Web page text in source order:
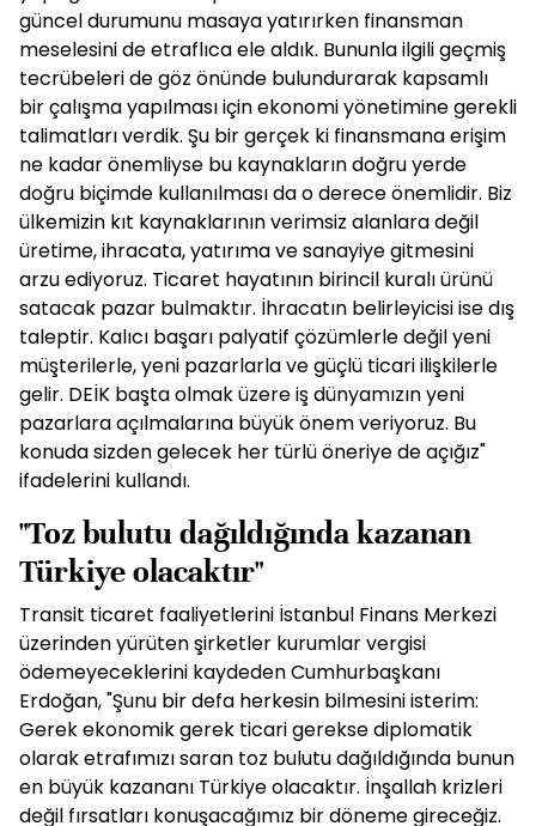
güncel durumunu masaya yatırırken finansman
meselesini de etraflıca ele aldık. Bununla ilgili geçmiş
tecrübeleri de göz önünde bulundurarak kapsamlı
bir çalışma yapılması için ekonomi yönetimine gerekli
talimatları verdik. Şu bir gerçek ki finansmana erişim
ne kadar önemliyse bu kaynakların doğru yerde
doğru biçimde kullanılması da o derece önemlidir. Biz
ülkemizin kıt kaynaklarının verimsiz alanlara değil
üretime, ihracata, yatırıma ve sanayiye gitmesini
arzu ediyoruz. Ticaret hayatının birincil kuralı ürünü
satacak pazar bulmaktır. İhracatın belirleyicisi ise dış
taleptir. Kalıcı başarı palyatif çözümlerle değil yeni
müşterilerle, yeni pazarlarla ve güçlü ticari ilişkilerle
gelir. DEİK başta olmak üzere iş dünyamızın yeni
pazarlara açılmalarına büyük önem veriyoruz. Bu
konuda sizden gelecek her türlü öneriye de açığız"
ifadelerini kullandı.
"Toz bulutu dağıldığında kazanan
Türkiye olacaktır"
Transit ticaret faaliyetlerini İstanbul Finans Merkezi
üzerinden yürüten şirketler kurumlar vergisi
ödemeyeceklerini kaydeden Cumhurbaşkanı
Erdoğan, "Şunu bir defa herkesin bilmesini isterim:
Gerek ekonomik gerek ticari gerekse diplomatik
olarak etrafımızı saran toz bulutu dağıldığında bunun
en büyük kazananı Türkiye olacaktır. İnşallah krizleri
değil fırsatları konuşacağımız bir döneme gireceğiz.